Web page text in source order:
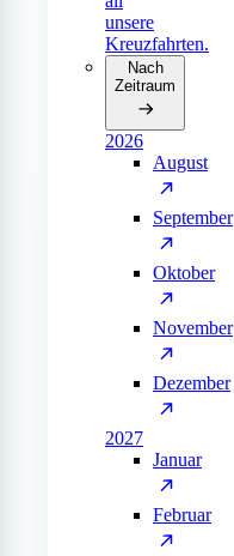
unsere
Kreuzfahrten.
Nach
Zeitraum
2026
August
September
Oktober
November
Dezember
2027
Januar
Februar